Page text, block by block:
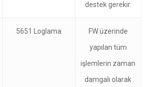
destek gerekir.
5651 Loglama
FW üzerinde
yapılan tüm
işlemlerin zaman
damgalı olarak